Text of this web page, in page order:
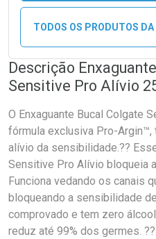
TODOS OS PRODUTOS
Descrição
Sensitive Pro Alívio
O Enxaguante Bucal Colgate
fórmula exclusiva Pro-
alívio da sensibilidade.??
Sensitive Pro Alívio bloqueia
Funciona vedando os canais
bloqueando a sensibilidade
comprovado e tem zero
reduz até 99% dos germes.